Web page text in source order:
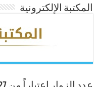
المكتبة الإلكترونية